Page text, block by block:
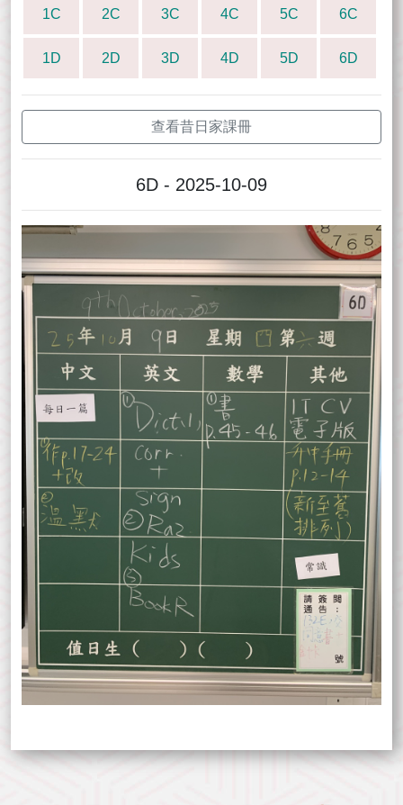
1C 2C 3C 4C 5C 6C
1D 2D 3D 4D 5D 6D
查看昔日家課冊
6D - 2025-10-09